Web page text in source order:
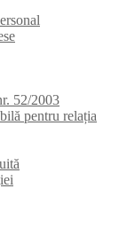
52/2003
pentru relația